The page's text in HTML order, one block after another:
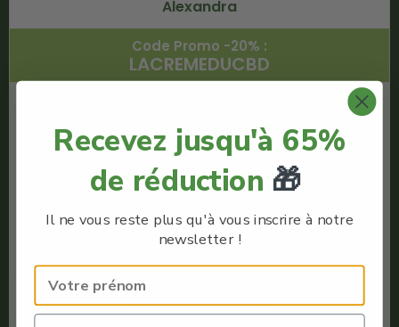
Alexandra
Code Promo -20% :
LACREMEDUCBD
€7.92
Herboristerie Alexandra
Quantité : 30g
Meilleur Thé CBD
Recevez jusqu'à 65%
de réduction 🎁
Il ne vous reste plus qu'à vous inscrire à notre
newsletter !